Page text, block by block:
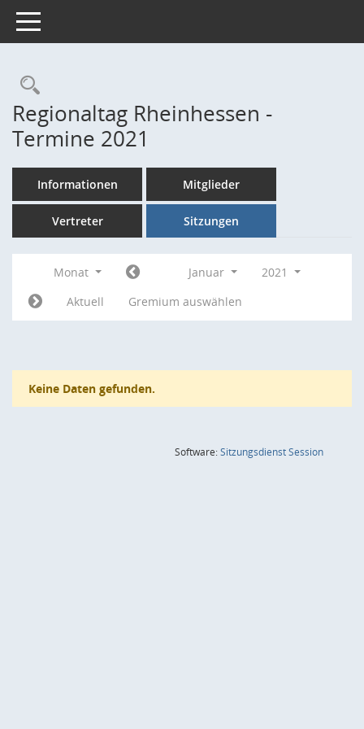
Toggle navigation
Rechercheauswahl
Regionaltag Rheinhessen -
Termine 2021
Informationen Mitglieder
Vertreter Sitzungen
Monat Januar
2021
Aktuell
Gremium auswählen
Keine Daten gefunden.
Software:SitzungsdienstSession(Wird in